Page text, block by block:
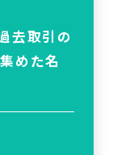
去取引の
めた名